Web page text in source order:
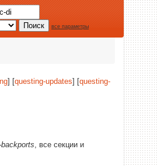
все параметры
] [questing-updates] [questing-
, все секции и